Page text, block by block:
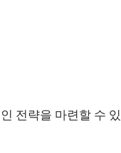
전략을 마련할 수 있